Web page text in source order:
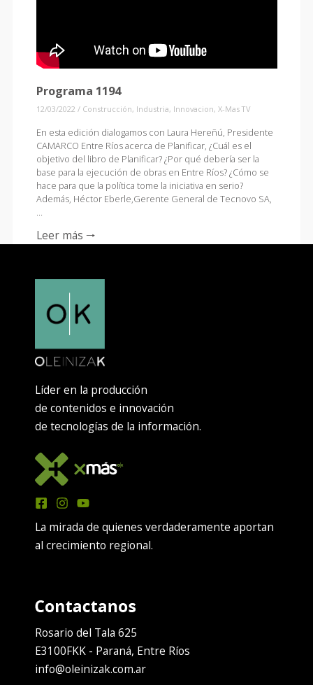
Programa 1194
12/03/2022 / Construcción, Industria, Innovacion, X-Mas TV
En esta edición dialogamos con Laura Hereñú, Presidente
CAMARCO Entre Ríos acerca de Planificar, ¿Cuál es el
objetivo del libro de Planificar? ¿Por qué debería ser la
base para la ejecución de obras en Entre Ríos? ¿Cómo se
hace para que la política tome la iniciativa en serio?
Además, Héctor Eberle,Gerente General de Tecnovo SA,
…
Leer más 🠒
Líder en la producción
de contenidos e innovación
de tecnologías de la información.
La mirada de quienes verdaderamente aportan
al crecimiento regional.
Rosario del Tala 625
E3100FKK - Paraná, Entre Ríos
info@oleinizak.com.ar